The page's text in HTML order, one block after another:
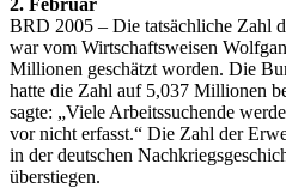
BRD 2005 – Die tatsächliche Zahl
war vom Wirtschaftsweisen
Millionen geschätzt worden. Die
hatte die Zahl auf 5,037 Millionen
sagte: „Viele Arbeitssuchende
vor nicht erfasst.“ Die Zahl der
in der deutschen
überstiegen.